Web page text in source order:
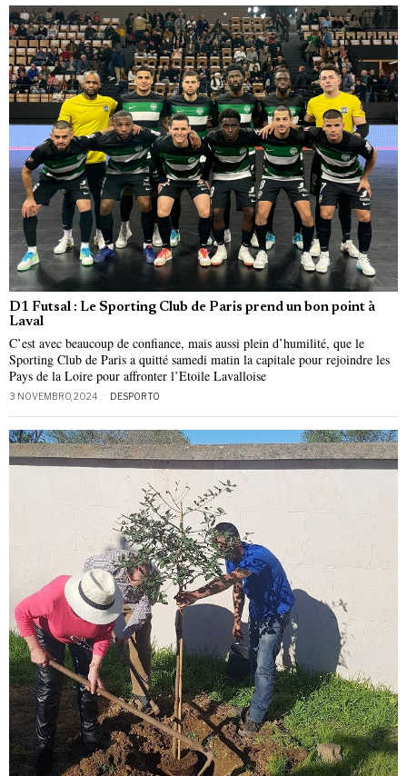
D1 Futsal : Le Sporting Club de Paris prend un bon point à
Laval
C’est avec beaucoup de confiance, mais aussi plein d’humilité, que le
Sporting Club de Paris a quitté samedi matin la capitale pour rejoindre les
Pays de la Loire pour affronter l’Etoile Lavalloise
3 NOVEMBRO, 2024 DESPORTO